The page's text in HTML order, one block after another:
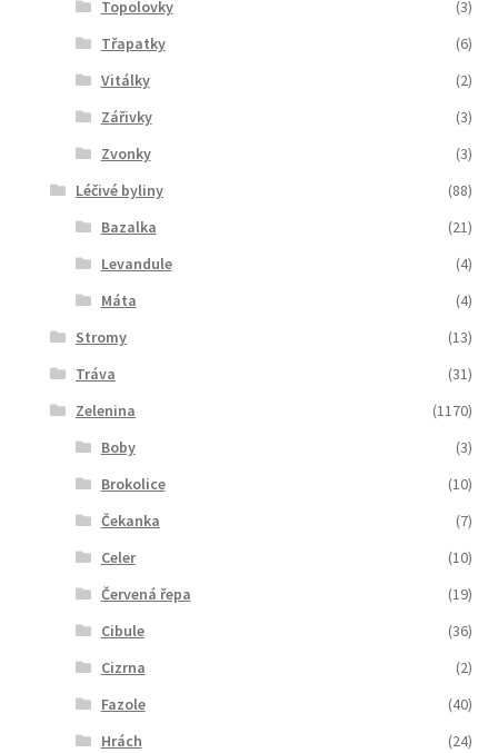
Topolovky
(3)
Třapatky
(6)
Vitálky
(2)
Zářivky
(3)
Zvonky
(3)
Léčivé byliny
(88)
Bazalka
(21)
Levandule
(4)
Máta
(4)
Stromy
(13)
Tráva
(31)
Zelenina
(1170)
Boby
(3)
Brokolice
(10)
Čekanka
(7)
Celer
(10)
Červená řepa
(19)
Cibule
(36)
Cizrna
(2)
Fazole
(40)
Hrách
(24)